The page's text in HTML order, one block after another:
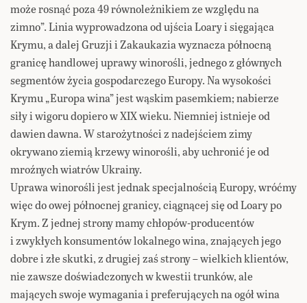
może rosnąć poza 49 równoleżnikiem ze względu na
zimno”. Linia wyprowadzona od ujścia Loary i sięgająca
Krymu, a dalej Gruzji i Zakaukazia wyznacza północną
granicę handlowej uprawy winorośli, jednego z głównych
segmentów życia gospodarczego Europy. Na wysokości
Krymu „Europa wina” jest wąskim pasemkiem; nabierze
siły i wigoru dopiero w XIX wieku. Niemniej istnieje od
dawien dawna. W starożytności z nadejściem zimy
okrywano ziemią krzewy winorośli, aby uchronić je od
mroźnych wiatrów Ukrainy.
Uprawa winorośli jest jednak specjalnością Europy, wróćmy
więc do owej północnej granicy, ciągnącej się od Loary po
Krym. Z jednej strony mamy chłopów-producentów
i zwykłych konsumentów lokalnego wina, znających jego
dobre i złe skutki, z drugiej zaś strony – wielkich klientów,
nie zawsze doświadczonych w kwestii trunków, ale
mających swoje wymagania i preferujących na ogół wina